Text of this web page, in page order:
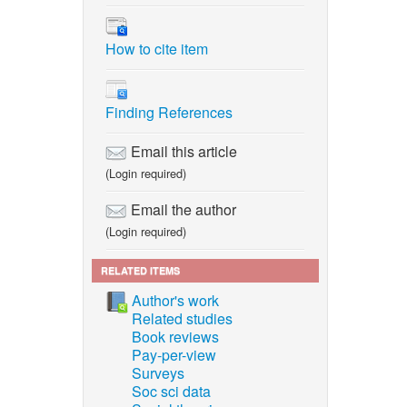
How to cite item
Finding References
Email this article
(Login required)
Email the author
(Login required)
RELATED ITEMS
Author's work
Related studies
Book reviews
Pay-per-view
Surveys
Soc sci data